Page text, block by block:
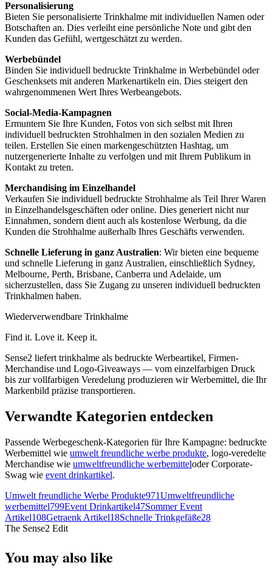
Personalisierung
Bieten Sie personalisierte Trinkhalme mit individuellen Namen oder
Botschaften an. Dies verleiht eine persönliche Note und gibt den
Kunden das Gefühl, wertgeschätzt zu werden.
Werbebündel
Binden Sie individuell bedruckte Trinkhalme in Werbebündel oder
Geschenksets mit anderen Markenartikeln ein. Dies steigert den
wahrgenommenen Wert Ihres Werbeangebots.
Social-Media-Kampagnen
Ermuntern Sie Ihre Kunden, Fotos von sich selbst mit Ihren
individuell bedruckten Strohhalmen in den sozialen Medien zu
teilen. Erstellen Sie einen markengeschützten Hashtag, um
nutzergenerierte Inhalte zu verfolgen und mit Ihrem Publikum in
Kontakt zu treten.
Merchandising im Einzelhandel
Verkaufen Sie individuell bedruckte Strohhalme als Teil Ihrer Waren
in Einzelhandelsgeschäften oder online. Dies generiert nicht nur
Einnahmen, sondern dient auch als kostenlose Werbung, da die
Kunden die Strohhalme außerhalb Ihres Geschäfts verwenden.
Schnelle Lieferung in ganz Australien: Wir bieten eine bequeme
und schnelle Lieferung in ganz Australien, einschließlich Sydney,
Melbourne, Perth, Brisbane, Canberra und Adelaide, um
sicherzustellen, dass Sie Zugang zu unseren individuell bedruckten
Trinkhalmen haben.
Wiederverwendbare Trinkhalme
Find it. Love it. Keep it.
Sense2 liefert trinkhalme als bedruckte Werbeartikel, Firmen-
Merchandise und Logo-Giveaways — vom einzelfarbigen Druck
bis zur vollfarbigen Veredelung produzieren wir Werbemittel, die Ihr
Markenbild präzise transportieren.
Verwandte Kategorien entdecken
Passende Werbegeschenk-Kategorien für Ihre Kampagne: bedruckte
Werbemittel wie umwelt freundliche werbe produkte, logo-veredelte
Merchandise wie umweltfreundliche werbemitteloder Corporate-
Swag wie event drinkartikel.
Umwelt freundliche Werbe Produkte971Umweltfreundliche
werbemittel799Event Drinkartikel47Sommer Event
Artikel108Getraenk Artikel18Schnelle Trinkgefäße28
The Sense2 Edit
You may also like